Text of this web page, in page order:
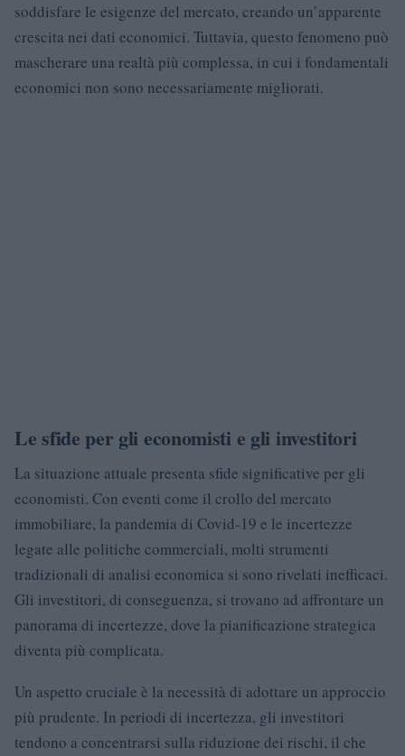
soddisfare le esigenze del mercato, creando un’apparente
crescita nei dati economici. Tuttavia, questo fenomeno può
mascherare una realtà più complessa, in cui i fondamentali
economici non sono necessariamente migliorati.
Le sfide per gli economisti e gli investitori
La situazione attuale presenta sfide significative per gli
economisti. Con eventi come il crollo del mercato
immobiliare, la pandemia di Covid-19 e le incertezze
legate alle politiche commerciali, molti strumenti
tradizionali di analisi economica si sono rivelati inefficaci.
Gli investitori, di conseguenza, si trovano ad affrontare un
panorama di incertezze, dove la pianificazione strategica
diventa più complicata.
Un aspetto cruciale è la necessità di adottare un approccio
più prudente. In periodi di incertezza, gli investitori
tendono a concentrarsi sulla riduzione dei rischi, il che